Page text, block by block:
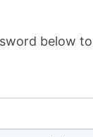
below